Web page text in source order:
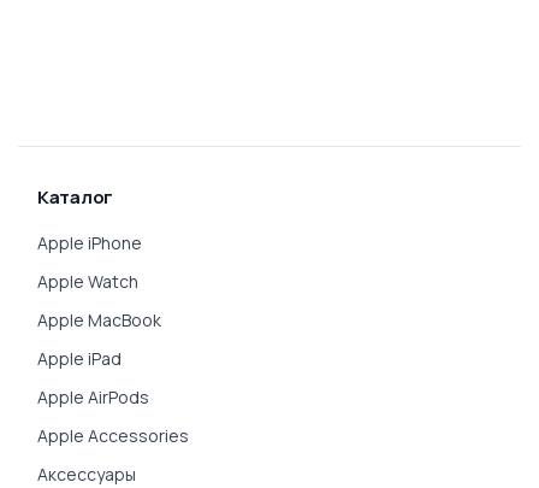
Каталог
Apple iPhone
Apple Watch
Apple MacBook
Apple iPad
Apple AirPods
Apple Accessories
Аксессуары